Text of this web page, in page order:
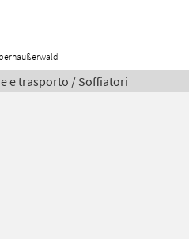
e trasporto / Soffiatori